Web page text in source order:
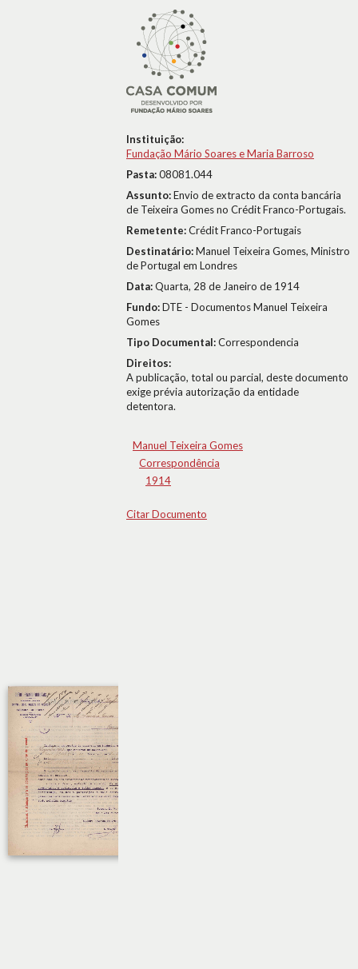
Instituição:
Fundação Mário Soares e Maria Barroso
Pasta:08081.044
Assunto:Envio de extracto da conta bancária
de Teixeira Gomes no Crédit Franco-Portugais.
Remetente:Crédit Franco-Portugais
Destinatário:Manuel Teixeira Gomes, Ministro
de Portugal em Londres
Data:Quarta, 28 de Janeiro de 1914
Fundo:DTE - Documentos Manuel Teixeira
Gomes
Tipo Documental:Correspondencia
Direitos:
A publicação, total ou parcial, deste documento
exige prévia autorização da entidade
detentora.
Manuel Teixeira Gomes
Correspondência
1914
Citar Documento